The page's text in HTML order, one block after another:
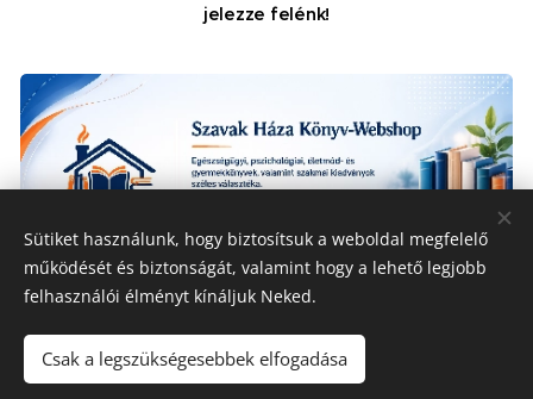
jelezze felénk!
Sütiket használunk, hogy biztosítsuk a weboldal megfelelő
működését és biztonságát, valamint hogy a lehető legjobb
felhasználói élményt kínáljuk Neked.
Csak a legszükségesebbek elfogadása